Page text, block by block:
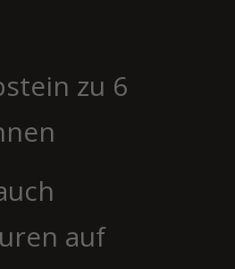
zu 6
auf